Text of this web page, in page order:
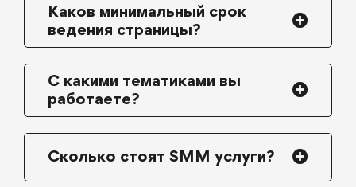
Каков минимальный срок
ведения страницы?
С какими тематиками вы
работаете?
Сколько стоят SMM услуги?